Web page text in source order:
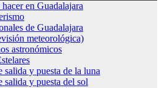
en Guadalajara
de Guadalajara
meteorológica)
astronómicos
salida y puesta de la luna
salida y puesta del sol